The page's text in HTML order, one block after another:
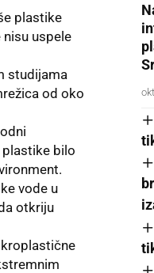
plastike
uspele
studijama
od oko
plastike bilo
vode u
otkriju